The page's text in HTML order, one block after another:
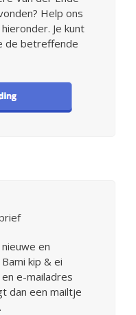
Help ons
Je kunt
de betreffende
en
kip & ei
e-mailadres
dan een mailtje